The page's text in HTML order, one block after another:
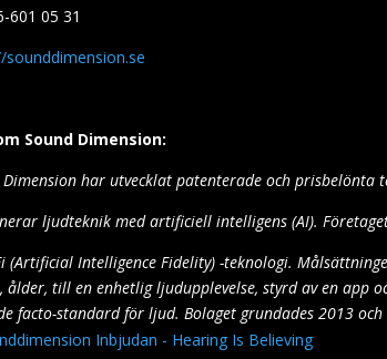
601 05 31
sounddimension.se
Sound Dimension:
Dimension har utvecklat patenterade och prisbelönta
ljudteknik med artificiell intelligens (AI).
(Artificial Intelligence Fidelity) -teknologi.
ålder, till en enhetlig ljudupplevelse, styrd av en
facto-standard för ljud. Bolaget grundades 2013
Inbjudan - Hearing Is Believing